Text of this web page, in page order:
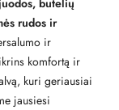
butelių
rudos ir
ir
komfortą ir
kuri geriausiai
jausiesi